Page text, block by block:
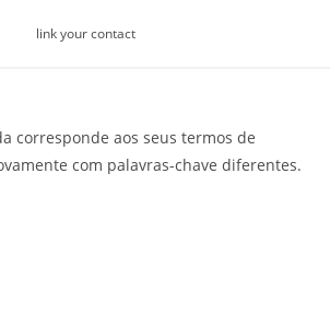
link your contact
corresponde aos seus termos de
com palavras-chave diferentes.